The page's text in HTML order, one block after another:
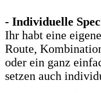
- Individuelle
Ihr habt eine
Route,
oder ein ganz
setzen auch